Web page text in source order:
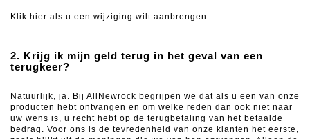
Klik hier als u een wijziging wilt aanbrengen
2. Krijg ik mijn geld terug in het geval van een
terugkeer?
Natuurlijk, ja. Bij AllNewrock begrijpen we dat als u een van onze
producten hebt ontvangen en om welke reden dan ook niet naar
uw wens is, u recht hebt op de terugbetaling van het betaalde
bedrag. Voor ons is de tevredenheid van onze klanten het eerste,